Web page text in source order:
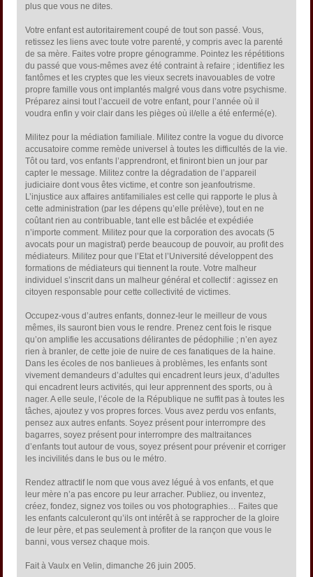
plus que vous ne dites.
Votre enfant est autoritairement coupé de tout son passé. Vous,
retissez les liens avec toute votre parenté, y compris avec la parenté
de sa mère. Faites votre propre génogramme. Pointez les répétitions
du passé que vous-mêmes avez été contraint à refaire ; identifiez les
fantômes et les cryptes que les vieux secrets inavouables de votre
propre famille vous ont implantés malgré vous dans votre psychisme.
Préparez ainsi tout l’accueil de votre enfant, pour l’année où il
voudra enfin y voir clair dans les pièges où il/elle a été enfermé(e).
Militez pour la médiation familiale. Militez contre la vogue du divorce
accusatoire comme remède universel à toutes les difficultés de la vie.
Tôt ou tard, vos enfants l’apprendront, et finiront bien un jour par
capter le message. Militez contre la dégradation de l’appareil
judiciaire dont vous êtes victime, et contre son jeanfoutrisme.
L’injustice aux affaires antifamiliales est celle qui rapporte le plus à
cette administration (par les dépens qu’elle prélève), tout en ne
coûtant rien au contribuable, tant elle est bâclée et expédiée
n’importe comment. Militez pour que la corporation des avocats (5
avocats pour un magistrat) perde beaucoup de pouvoir, au profit des
médiateurs. Militez pour que l’Etat et l’Université développent des
formations de médiateurs qui tiennent la route. Votre malheur
individuel s’inscrit dans un malheur général et collectif : agissez en
citoyen responsable pour cette collectivité de victimes.
Occupez-vous d’autres enfants, donnez-leur le meilleur de vous
mêmes, ils sauront bien vous le rendre. Prenez cent fois le risque
qu’on amplifie les accusations délirantes de pédophilie ; n’en ayez
rien à branler, de cette joie de nuire de ces fanatiques de la haine.
Dans les écoles de nos banlieues à problèmes, les enfants sont
vivement demandeurs d’adultes qui encadrent leurs jeux, d’adultes
qui encadrent leurs activités, qui leur apprennent des sports, ou à
nager. A elle seule, l’école de la République ne suffit pas à toutes les
tâches, ajoutez y vos propres forces. Vous avez perdu vos enfants,
pensez aux autres enfants. Soyez présent pour interrompre des
bagarres, soyez présent pour interrompre des maltraitances
d’enfants tout autour de vous, soyez présent pour prévenir et corriger
les incivilités dans le bus ou le métro.
Rendez attractif le nom que vous avez légué à vos enfants, et que
leur mère n’a pas encore pu leur arracher. Publiez, ou inventez,
créez, fondez, signez vos toiles ou vos photographies… Faites que
les enfants calculeront qu’ils ont intérêt à se rapprocher de la gloire
de leur père, et pas seulement à profiter de la rançon que vous le
banni, vous versez chaque mois.
Fait à Vaulx en Velin, dimanche 26 juin 2005.